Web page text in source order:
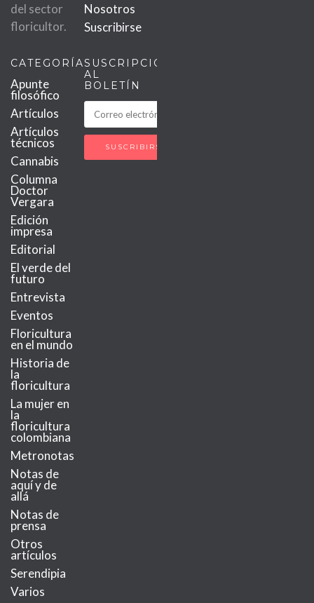
del sector
floricultor.
Nosotros
Suscribirse
CATEGORÍAS
Apunte
filosófico
Artículos
Artículos
técnicos
Cannabis
Columna
Doctor
Vergara
Edición
impresa
Editorial
El verde del
futuro
Entrevista
Eventos
Floricultura
en el mundo
Historia de
la
floricultura
La mujer en
la
floricultura
colombiana
Metronotas
Notas de
aquí y de
allá
Notas de
prensa
Otros
artículos
Serendipia
Varios
SUSCRIPCIÓN
AL
BOLETÍN